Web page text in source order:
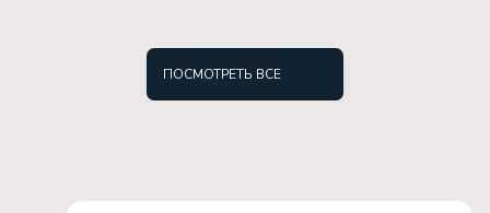
ПОСМОТРЕТЬ ВСЕ